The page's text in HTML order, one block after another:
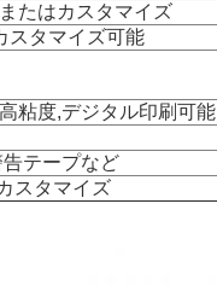
たはカスタマイズ
スタマイズ可能
粘度,デジタル印刷可能
テープなど
スタマイズ